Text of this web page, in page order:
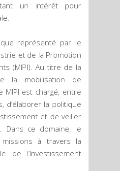
un intérêt pour
représenté par le
et de la Promotion
(MIPI). Au titre de la
la mobilisation de
MIPI est chargé, entre
d’élaborer la politique
et de veiller
Dans ce domaine, le
à travers la
de l’Investissement